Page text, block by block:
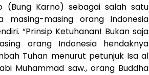
(Bung Karno) sebagai salah satu
masing orang Indonesia
“Prinsip Ketuhanan! Bukan saja
orang Indonesia hendaknya
Tuhan menurut petunjuk Isa al
Muhammad saw., orang Buddha